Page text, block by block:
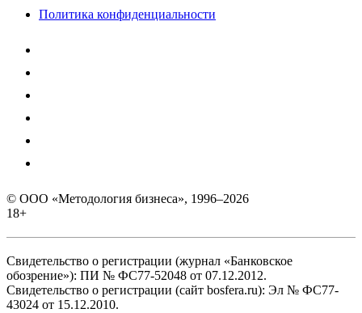
Политика конфиденциальности
© ООО «Методология бизнеса», 1996–2026
18+
Свидетельство о регистрации (журнал «Банковское
обозрение»): ПИ № ФС77-52048 от 07.12.2012.
Свидетельство о регистрации (сайт bosfera.ru): Эл № ФС77-
43024 от 15.12.2010.